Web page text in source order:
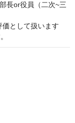
長or役員（二次~三
として扱います